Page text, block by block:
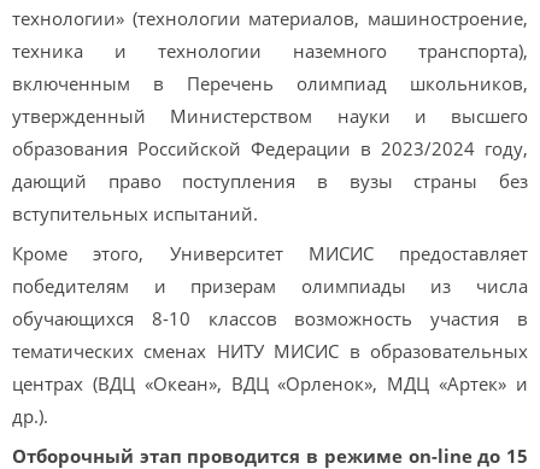
технологии» (технологии материалов, машиностроение,
техника и технологии наземного транспорта),
включенным в Перечень олимпиад школьников,
утвержденный Министерством науки и высшего
образования Российской Федерации в 2023/2024 году,
дающий право поступления в вузы страны без
вступительных испытаний.
Кроме этого, Университет МИСИС предоставляет
победителям и призерам олимпиады из числа
обучающихся 8-10 классов возможность участия в
тематических сменах НИТУ МИСИС в образовательных
центрах (ВДЦ «Океан», ВДЦ «Орленок», МДЦ «Артек» и
др.).
Отборочный этап проводится в режиме on-line до 15